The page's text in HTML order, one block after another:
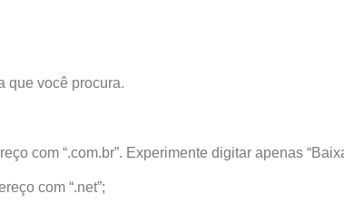
que você procura.
com “.com.br”. Experimente digitar apenas
com “.net”;